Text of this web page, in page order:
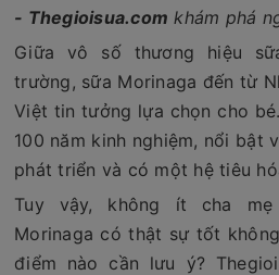
- Thegioisua.com khám phá
Giữa vô số thương hiệu
trường, sữa Morinaga đến từ
Việt tin tưởng lựa chọn cho
100 năm kinh nghiệm, nổi bật
phát triển và có một hệ tiêu
Tuy vậy, không ít cha
Morinaga có thật sự tốt
điểm nào cần lưu ý?